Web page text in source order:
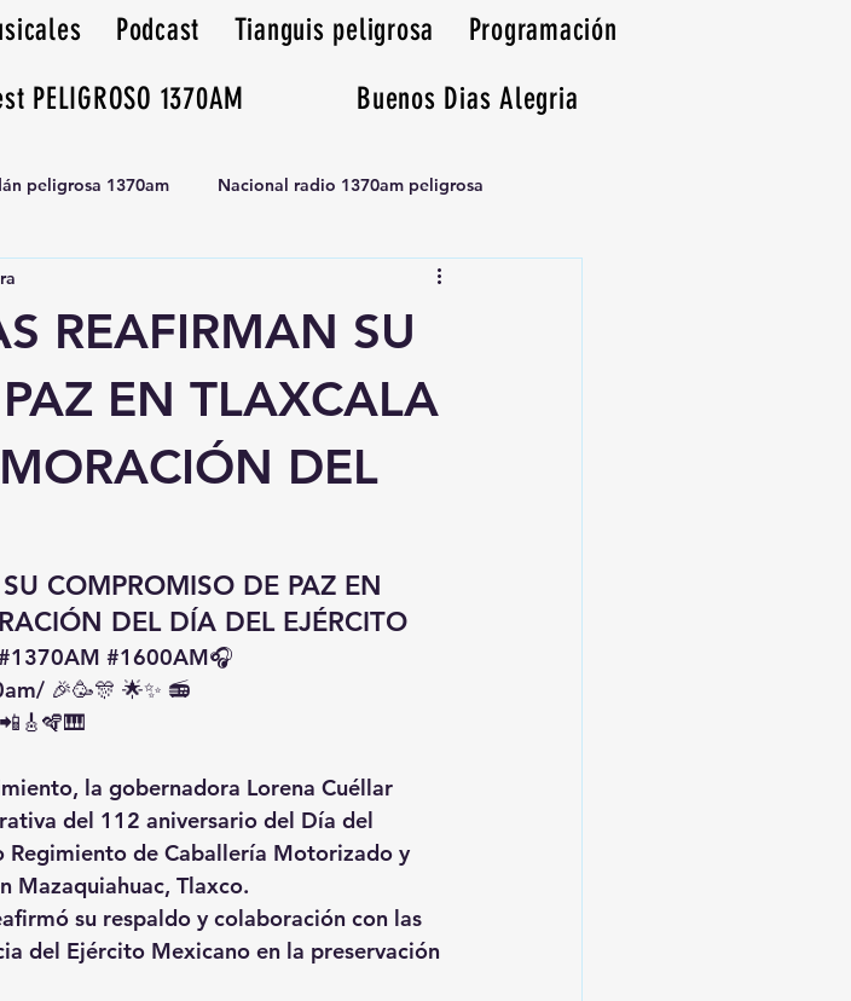
Podcast Tianguis peligrosa
Programación
PELIGROSO 1370AM Buenos Dias Alegria
peligrosa 1370am Nacional radio 1370am peligrosa
huamantla
REAFIRMAN SU
EN TLAXCALA
DEL
COMPROMISO DE PAZ EN
DEL DÍA DEL EJÉRCITO
#1600AM🎧
🎉🥳🎊 🌟✨ 📻
📲🎸🪇🎹
la gobernadora Lorena Cuéllar
del 112 aniversario del Día del
Regimiento de Caballería Motorizado y
Mazaquiahuac, Tlaxco.
su respaldo y colaboración con las
del Ejército Mexicano en la preservación